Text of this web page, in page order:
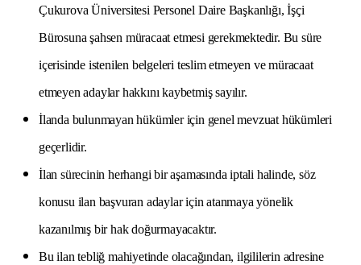
Çukurova Üniversitesi Personel Daire Başkanlığı, İşçi
Bürosuna şahsen müracaat etmesi gerekmektedir. Bu süre
içerisinde istenilen belgeleri teslim etmeyen ve müracaat
etmeyen adaylar hakkını kaybetmiş sayılır.
İlanda bulunmayan hükümler için genel mevzuat hükümleri
geçerlidir.
İlan sürecinin herhangi bir aşamasında iptali halinde, söz
konusu ilan başvuran adaylar için atanmaya yönelik
kazanılmış bir hak doğurmayacaktır.
Bu ilan tebliğ mahiyetinde olacağından, ilgililerin adresine